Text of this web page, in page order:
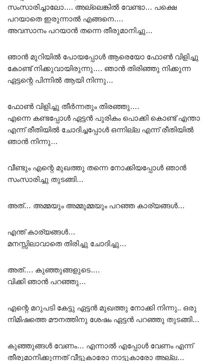
സംസാരിച്ചാലോ…. അല്ലെങ്കിൽ വേണ്ടാ… പക്ഷെ
പറയാതെ ഇരുന്നാൽ എങ്ങനെ….
അവസാനം പറയാൻ തന്നെ തീരുമാനിച്ചു…
ഞാൻ മുറിയിൽ പോയപ്പോൾ ആരെയോ ഫോൺ വിളിച്ചു
കോണ്ട് നിക്കുവായിരുന്നു…. ഞാൻ തിരിഞ്ഞു നിക്കുന്ന
ഏട്ടന്റെ പിന്നിൽ ആയി നിന്നു…
ഫോൺ വിളിച്ചു തീർന്നതും തിരഞ്ഞു….
എന്നെ കണ്ടപ്പോൾ ഏട്ടൻ പുരികം പൊക്കി കൊണ്ട് എന്താ
എന്ന് രീതിയിൽ ചോദിച്ചപ്പോൾ ഒന്നില്ല എന്ന് രീതിയിൽ
ഞാൻ നിന്നു…
വീണ്ടും എന്റെ മുഖത്തു തന്നെ നോക്കിയപ്പോൾ ഞാൻ
സംസാരിച്ചു തുടങ്ങി…
അത്… അമ്മയും അമ്മുമ്മയും പറഞ്ഞ കാര്യങ്ങൾ…
എന്ത് കാര്യങ്ങൾ…
മനസ്സിലാവാതെ തിരിച്ചു ചോദിച്ചു…
അത്…. കുഞ്ഞുങ്ങളുടെ….
വിക്കി ഞാൻ പറഞ്ഞു…
എന്റെ മറുപടി കേട്ടു ഏട്ടൻ മുഖത്തു നോക്കി നിന്നു.. ഒരു
നിമിഷത്തെ മൗനത്തിനു ശേഷം ഏട്ടൻ പറഞ്ഞു തുടങ്ങി…
കുഞ്ഞുങ്ങൾ വേണം… എന്നാൽ എപ്പോൾ വേണം എന്ന്
തീരുമാനിക്കുന്നത് വീട്ടുകാരോ നാട്ടുകാരോ അല്ല…